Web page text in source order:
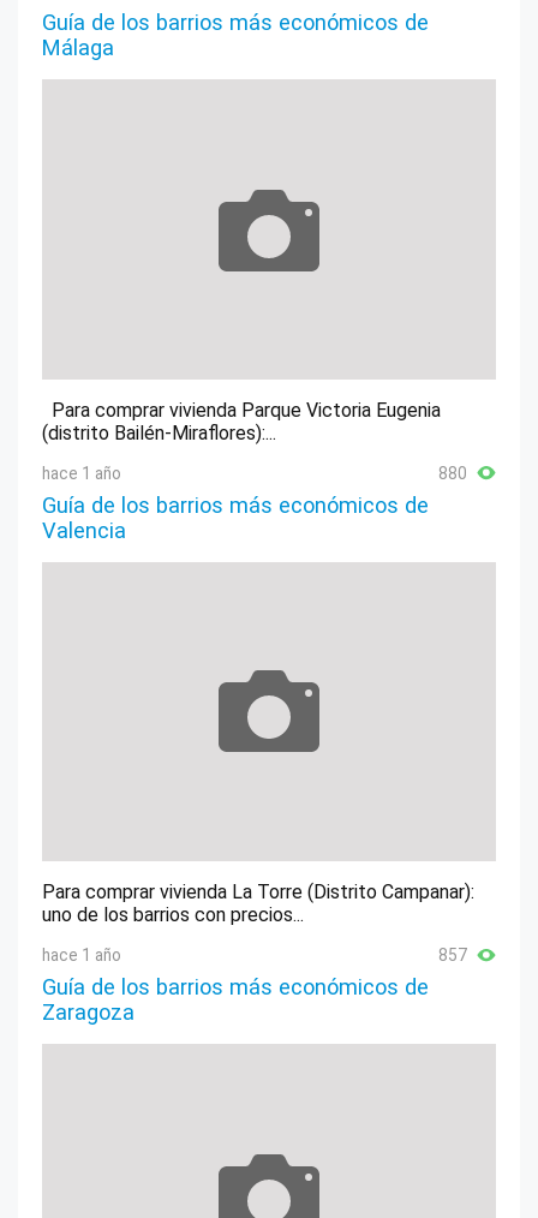
Guía de los barrios más económicos de
Málaga
Para comprar vivienda Parque Victoria Eugenia
(distrito Bailén-Miraflores):...
hace 1 año 880
Guía de los barrios más económicos de
Valencia
Para comprar vivienda La Torre (Distrito Campanar):
uno de los barrios con precios...
hace 1 año 857
Guía de los barrios más económicos de
Zaragoza